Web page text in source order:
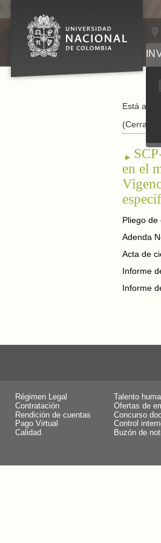
Está aquí:
(Cerrada)
en el
Pliego de
Adenda
Acta de
Informe
Informe
Régimen Legal
Talento
Contratación
Ofertas de
Rendición de cuentas
Concurso
Pago Virtual
Control
Calidad
Buzón de